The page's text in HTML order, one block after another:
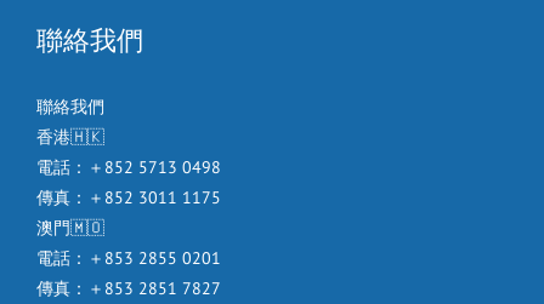
聯絡我們
聯絡我們
香港🇭🇰
電話：＋852 5713 0498
傳真：＋852 3011 1175
澳門🇲🇴
電話：＋853 2855 0201
傳真：＋853 2851 7827